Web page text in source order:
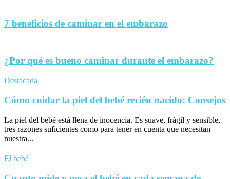
7 beneficios de caminar en el embarazo
¿Por qué es bueno caminar durante el embarazo?
Destacada
Cómo cuidar la piel del bebé recién nacido: Consejos
La piel del bebé está llena de inocencia. Es suave, frágil y sensible,
tres razones suficientes como para tener en cuenta que necesitan
nuestra...
El bebé